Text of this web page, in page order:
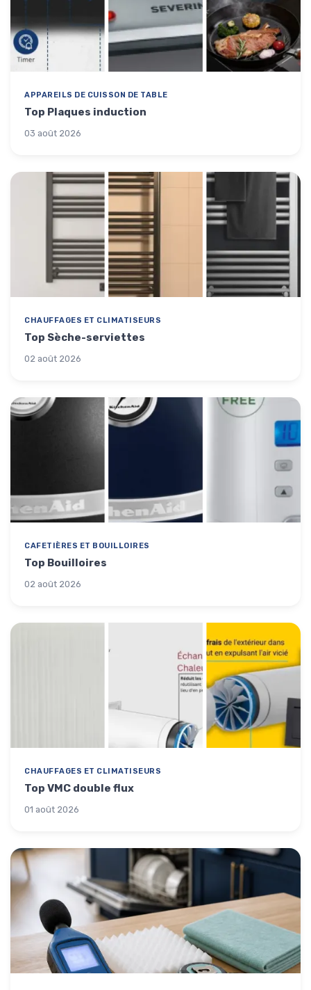
APPAREILS DE CUISSON DE TABLE
Top Plaques induction
03 août 2026
CHAUFFAGES ET CLIMATISEURS
Top Sèche-serviettes
02 août 2026
CAFETIÈRES ET BOUILLOIRES
Top Bouilloires
02 août 2026
CHAUFFAGES ET CLIMATISEURS
Top VMC double flux
01 août 2026